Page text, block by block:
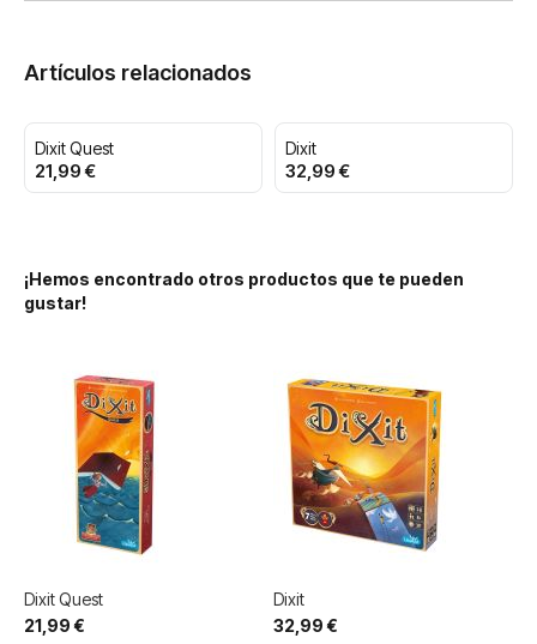
Artículos relacionados
Dixit Quest
21,99 €
Dixit
32,99 €
¡Hemos encontrado otros productos que te pueden
gustar!
Dixit Quest
21,99 €
Dixit
32,99 €